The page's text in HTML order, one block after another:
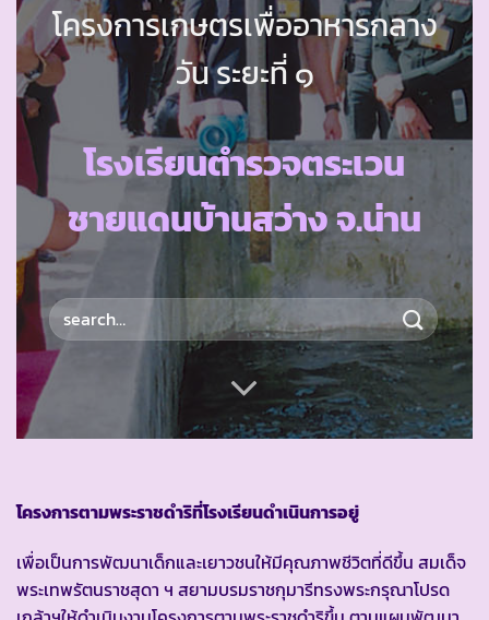
โครงการเกษตรเพื่ออาหารกลาง
วัน ระยะที่ ๑
โรงเรียนตำรวจตระเวน
ชายแดนบ้านสว่าง จ.น่าน
โครงการตามพระราชดำริที่โรงเรียนดำเนินการอยู่
เพื่อเป็นการพัฒนาเด็กและเยาวชนให้มีคุณภาพชีวิตที่ดีขึ้น สมเด็จ
พระเทพรัตนราชสุดา ฯ สยามบรมราชกุมารีทรงพระกรุณาโปรด